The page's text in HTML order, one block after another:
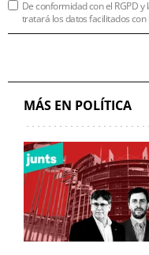
De conformidad con el RGPD y
tratará los datos facilitados
MÁS EN POLÍTICA